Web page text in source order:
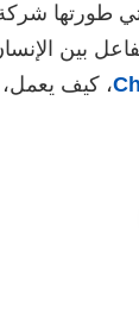
طورتها
بين
، كيف يعمل،